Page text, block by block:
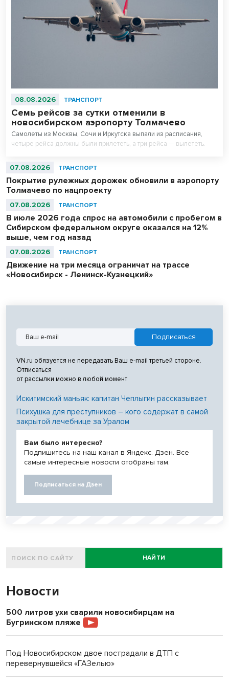
08.08.2026 ТРАНСПОРТ
Семь рейсов за сутки отменили в
новосибирском аэропорту Толмачево
Самолеты из Москвы, Сочи и Иркутска выпали из расписания,
четыре рейса должны были прилететь, а три рейса — вылететь.
07.08.2026 ТРАНСПОРТ
Покрытие рулежных дорожек обновили в аэропорту
Толмачево по нацпроекту
07.08.2026 ТРАНСПОРТ
В июле 2026 года спрос на автомобили с пробегом в
Сибирском федеральном округе оказался на 12%
выше, чем год назад
07.08.2026 ТРАНСПОРТ
Движение на три месяца ограничат на трассе
«Новосибирск - Ленинск-Кузнецкий»
VN.ru обязуется не передавать Ваш e-mail третьей стороне.
Отписаться
от рассылки можно в любой момент
Искитимский маньяк: капитан Чеплыгин рассказывает
Психушка для преступников – кого содержат в самой
закрытой лечебнице за Уралом
Вам было интересно?
Подпишитесь на наш канал в Яндекс. Дзен. Все
самые интересные новости отобраны там.
Подписаться на Дзен
НАЙТИ
Новости
500 литров ухи сварили новосибирцам на
Бугринском пляже
Под Новосибирском двое пострадали в ДТП с
перевернувшейся «ГАЗелью»